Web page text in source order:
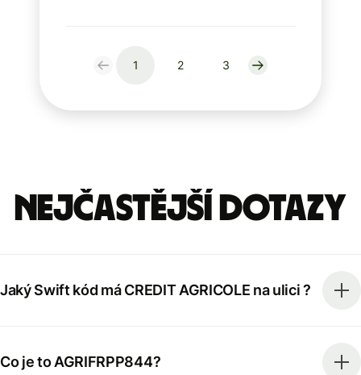
1 2 3
Nejčastější dotazy
Jaký Swift kód má CREDIT AGRICOLE na ulici ?
Co je to AGRIFRPP844?